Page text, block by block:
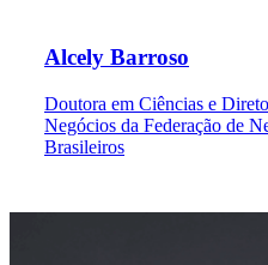
Alcely Barroso
Doutora em Ciências e
Negócios da Federação de
Brasileiros